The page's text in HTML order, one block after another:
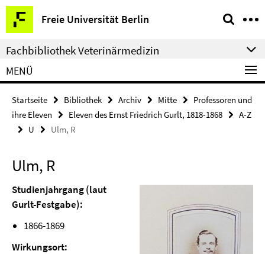
Springe
direkt
zu
Inhalt
Freie Universität Berlin
Service-
Navigation
Fachbibliothek Veterinärmedizin
MENÜ
Startseite Bibliothek Archiv Mitte
Professoren und
ihre Eleven
Eleven des Ernst Friedrich Gurlt, 1818-1868
A-Z
U
Ulm, R
Ulm, R
Studienjahrgang (laut
Gurlt-Festgabe):
1866-1869
Wirkungsort: